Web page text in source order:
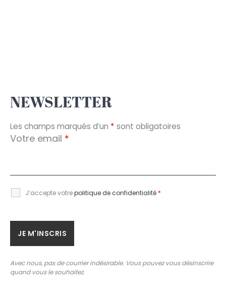
NEWSLETTER
Les champs marqués d’un * sont obligatoires
Votre email *
J’accepte votrepolitique de confidentialité *
Avec nous, pas de courrier indésirable. Vous pouvez vous désinscrire
quand vous le souhaitez.